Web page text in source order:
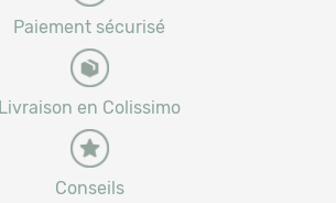
Paiement sécurisé
Livraison en Colissimo
Conseils